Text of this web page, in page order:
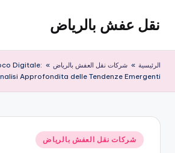
التجاوز
المحتوى
نقل عفش بالرياض
عفش
ريال
الرئيسية » شركات نقل العفش بالرياض »
Digitale:
Approfondita delle Tendenze Emergenti
نُشر
في
شركات نقل العفش بالرياض